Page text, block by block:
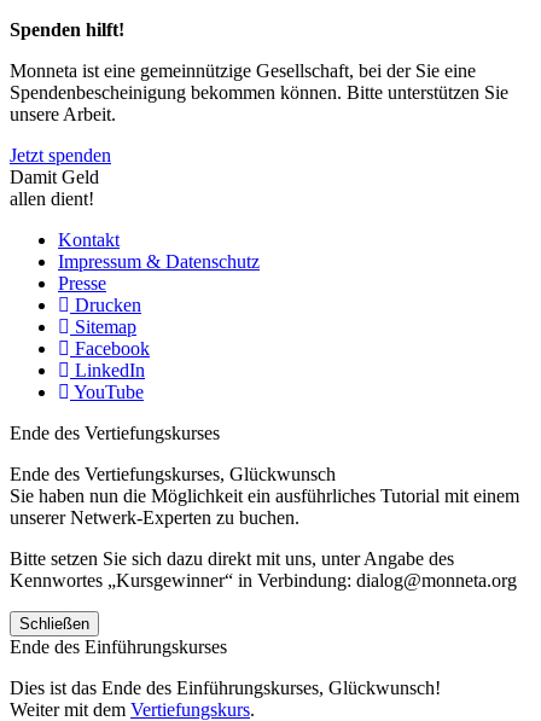
Spenden hilft!
Monneta ist eine gemeinnützige Gesellschaft, bei der Sie eine
Spendenbescheinigung bekommen können. Bitte unterstützen Sie
unsere Arbeit.
Jetzt spenden
Damit Geld
allen dient!
Kontakt
Impressum & Datenschutz
Presse
Drucken
Sitemap
Facebook
LinkedIn
YouTube
Ende des Vertiefungskurses
Ende des Vertiefungskurses, Glückwunsch
Sie haben nun die Möglichkeit ein ausführliches Tutorial mit einem
unserer Netwerk-Experten zu buchen.
Bitte setzen Sie sich dazu direkt mit uns, unter Angabe des
Kennwortes „Kursgewinner“ in Verbindung: dialog@monneta.org
Schließen
Ende des Einführungskurses
Dies ist das Ende des Einführungskurses, Glückwunsch!
Weiter mit dem Vertiefungskurs.